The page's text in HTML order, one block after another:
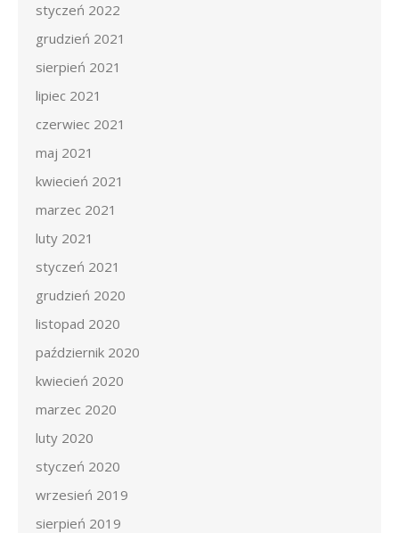
styczeń 2022
grudzień 2021
sierpień 2021
lipiec 2021
czerwiec 2021
maj 2021
kwiecień 2021
marzec 2021
luty 2021
styczeń 2021
grudzień 2020
listopad 2020
październik 2020
kwiecień 2020
marzec 2020
luty 2020
styczeń 2020
wrzesień 2019
sierpień 2019